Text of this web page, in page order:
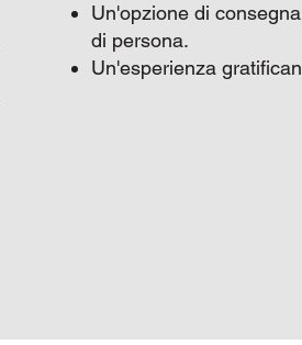
Un'opzione di
di persona.
Un'esperienza